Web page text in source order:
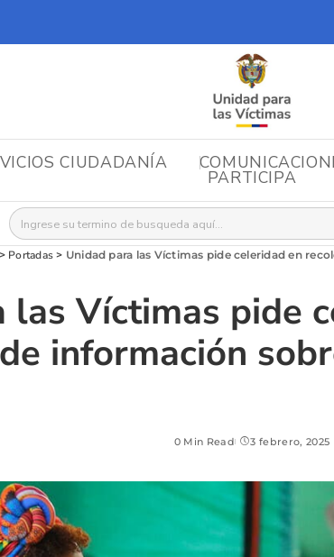
CIUDADANÍA
PARTICIPA
Buscar:
> Portadas > Unidad para las Víctimas pide celeridad en
las Víctimas pide
información
0 Min Read 3 febrero, 2025